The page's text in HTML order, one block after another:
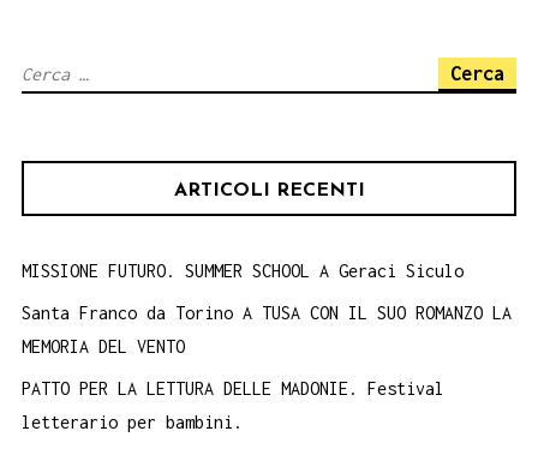
Novità
Ricerca
ARTICOLI RECENTI
MISSIONE FUTURO. SUMMER SCHOOL A Geraci Siculo
Santa Franco da Torino A TUSA CON IL SUO ROMANZO LA
MEMORIA DEL VENTO
PATTO PER LA LETTURA DELLE MADONIE. Festival
letterario per bambini.